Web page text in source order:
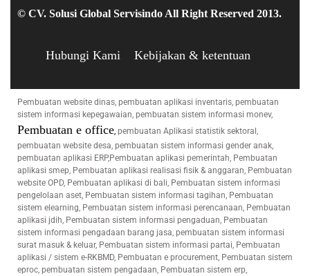
© CV. Solusi Global Servisindo All Right Reserved 2013.
Hubungi Kami Kebijakan & ketentuan
Pembuatan website dinas, pembuatan aplikasi inventaris, pembuatan
sistem informasi kepegawaian, pembuatan sistem informasi monev,
Pembuatan e office, pembuatan Aplikasi statistik sektoral,
pembuatan website desa, pembuatan sistem informasi gender anak,
pembuatan aplikasi ERP,Pembuatan aplikasi pemerintah, Pembuatan
aplikasi smep, Pembuatan aplikasi realisasi fisik & anggaran, Pembuatan
website OPD, Pembuatan aplikasi di bali, Pembuatan sistem informasi
pengelolaan aset, Pembuatan sistem informasi tagihan, Pembuatan
sistem elearning, Pembuatan sistem informasi perencanaan, Pembuatan
aplikasi jdih, Pembuatan sistem informasi pengaduan, Pembuatan
sistem informasi pengadaan barang jasa, pembuatan sistem informasi
surat masuk & keluar, Pembuatan sistem informasi partai, Pembuatan
aplikasi / sistem e-RKBMD, Pembuatan e procurement, Pembuatan sistem
eproc, pembuatan sistem pengadaan, Pembuatan sistem erp,